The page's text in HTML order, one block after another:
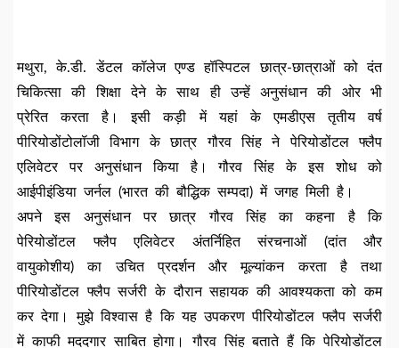
मथुरा, के.डी. डेंटल कॉलेज एण्ड हॉस्पिटल छात्र-छात्राओं को दंत
चिकित्सा की शिक्षा देने के साथ ही उन्हें अनुसंधान की ओर भी
प्रेरित करता है। इसी कड़ी में यहां के एमडीएस तृतीय वर्ष
पीरियोडोंटोलॉजी विभाग के छात्र गौरव सिंह ने पेरियोडोंटल फ्लैप
एलिवेटर पर अनुसंधान किया है। गौरव सिंह के इस शोध को
आईपीइंडिया जर्नल (भारत की बौद्धिक सम्पदा) में जगह मिली है।
अपने इस अनुसंधान पर छात्र गौरव सिंह का कहना है कि
पेरियोडोंटल फ्लैप एलिवेटर अंतर्निहित संरचनाओं (दांत और
वायुकोशीय) का उचित प्रदर्शन और मूल्यांकन करता है तथा
पीरियोडोंटल फ्लैप सर्जरी के दौरान सहायक की आवश्यकता को कम
कर देगा। मुझे विश्वास है कि यह उपकरण पीरियोडोंटल फ्लैप सर्जरी
में काफी मददगार साबित होगा। गौरव सिंह बताते हैं कि पेरियोडोंटल